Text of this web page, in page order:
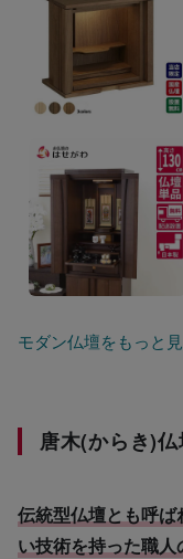
モダン仏壇をもっと
唐木(からき)
伝統型仏壇とも呼
い技術を持った職